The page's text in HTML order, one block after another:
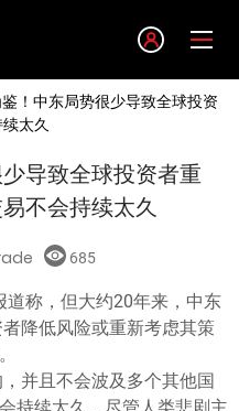
！中东局势很少导致全球投资
太久
导致全球投资者重
不会持续太久
685
称，但大约20年来，中东
降低风险或重新考虑其策
并且不会波及多个其他国